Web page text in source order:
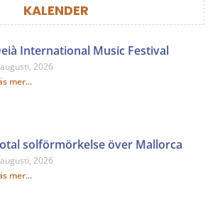
KALENDER
International Music Festival
2026
mer...
solförmörkelse över Mallorca
2026
mer...